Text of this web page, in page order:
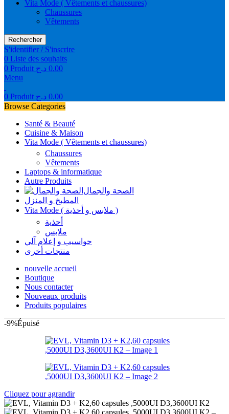
Vita Mode ( Vêtements et chaussures)
Chaussures
Vêtements
Rechercher
S'identifier / S'inscrire
0 Liste des souhaits
0 Produit 0.00 د.ج
Menu
0 Produit 0.00 د.ج
Browse Categories
Santé & Beauté
Cuisine & Maison
Vita Mode ( Vêtements et chaussures)
Chaussures
Vêtements
Laptops & informatique
Autre Produits
الصحة والجمال
المطبخ و المنزل
Vita Mode ( ملابس و أحذية )
أحذية
ملابس
حواسيب و إعلام آلي
منتجات أخرى
nouvelle accueil
Boutique
Nous contacter
Nouveaux produits
Produits populaires
-9%Épuisé
Cliquez pour agrandir